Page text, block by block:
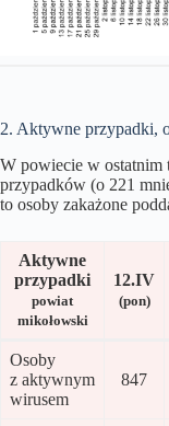
2. Aktywne przypadki,
W powiecie w ostatnim
przypadków (o 221
to osoby zakażone
Aktywne
przypadki
powiat
mikołowski
12.IV
(pon)
Osoby
z aktywnym
wirusem
847